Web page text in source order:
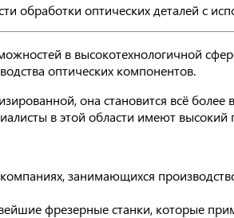
обработки оптических деталей с
в высокотехнологичной
оптических компонентов.
она становится всё
в этой области имеют высокий
занимающихся
фрезерные станки, которые